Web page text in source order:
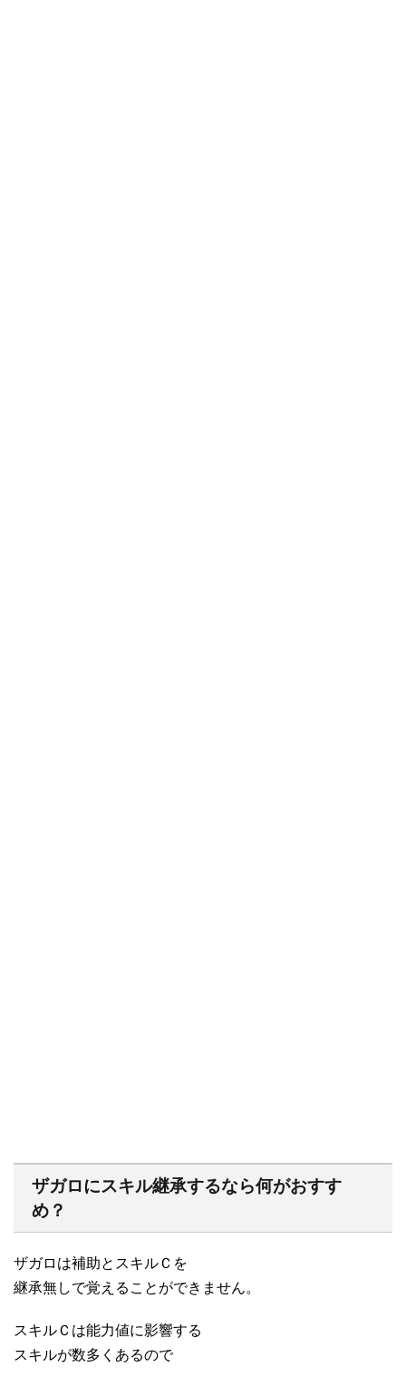
ザガロにスキル継承するなら何がおすす
め？
ザガロは補助とスキルＣを
継承無しで覚えることができません。
スキルＣは能力値に影響する
スキルが数多くあるので